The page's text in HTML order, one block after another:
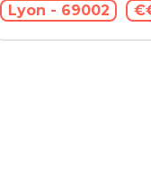
Lyon - 69002